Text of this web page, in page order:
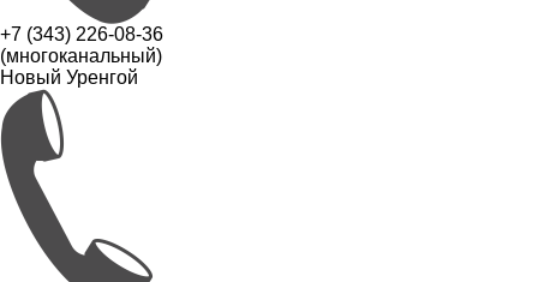
+7 (343) 226-08-36
(многоканальный)
Новый Уренгой